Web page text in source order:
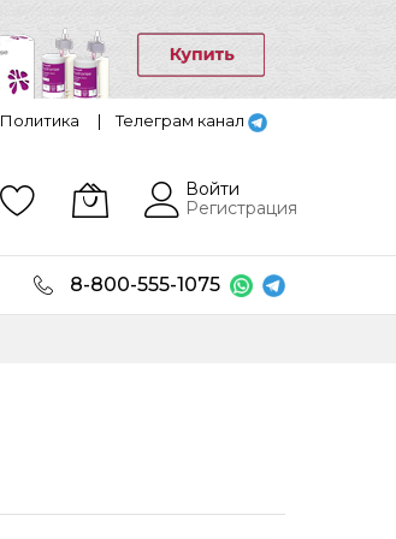
Политика |Телеграм канал
Войти
Регистрация
8-800-555-1075